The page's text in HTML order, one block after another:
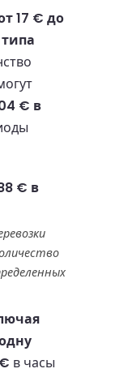
17 € до
€ в
€ в
в часы